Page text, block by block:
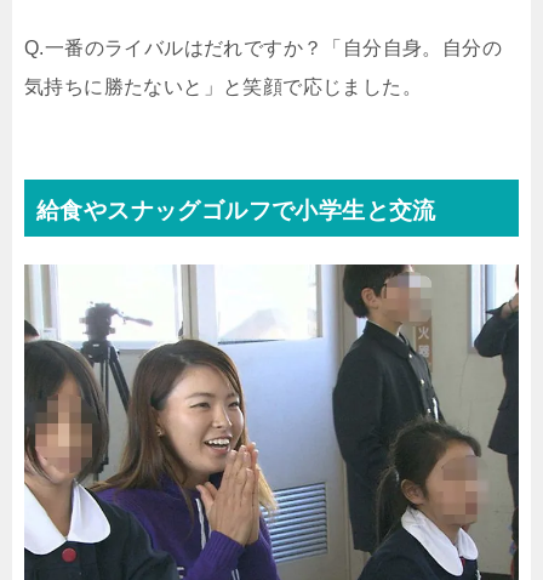
Q.一番のライバルはだれですか？「自分自身。自分の
気持ちに勝たないと」と笑顔で応じました。
給食やスナッグゴルフで小学生と交流